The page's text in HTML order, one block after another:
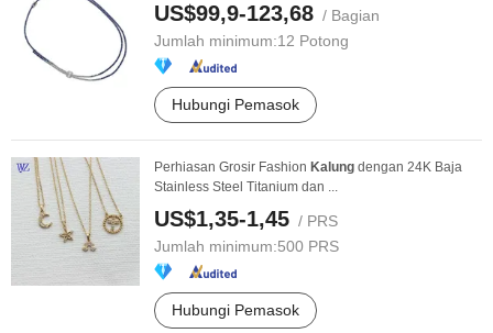
US$99,9-123,68 / Bagian
Jumlah minimum:12 Potong
Hubungi Pemasok
Perhiasan Grosir Fashion Kalung dengan 24K Baja
Stainless Steel Titanium dan ...
US$1,35-1,45 / PRS
Jumlah minimum:500 PRS
Hubungi Pemasok